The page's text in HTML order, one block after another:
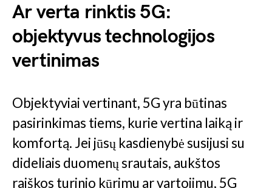
Ar verta rinktis 5G:
objektyvus technologijos
vertinimas
Objektyviai vertinant, 5G yra būtinas
pasirinkimas tiems, kurie vertina laiką ir
komfortą. Jei jūsų kasdienybė susijusi su
dideliais duomenų srautais, aukštos
raiškos turinio kūrimu ar vartojimu, 5G